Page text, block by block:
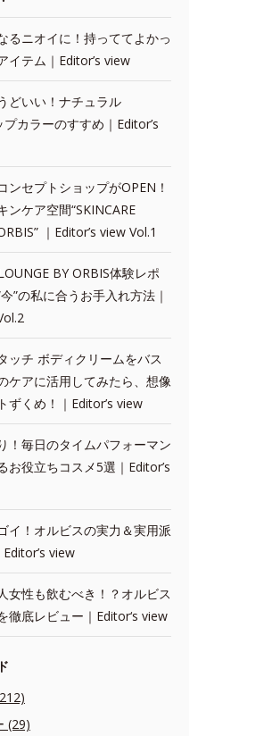
るニオイに！持っててよかっ
イテム｜Editor’s view
どいい！ナチュラル
プカラーのすすめ｜Editor’s
ンセプトショップがOPEN！
ンケア空間“SKINCARE
｜Editor’s view Vol.1
BY ORBIS体験レポ
”の私に合うお手入れ方法｜
ッチ ボディクリームをバス
ケアに活用してみたら、想像
ずくめ！｜Editor’s view
！毎日のタイムパフォーマン
お役立ちコスメ5選｜Editor’s
イ！オルビスの実力＆実用派
view
女性も飲むべき！？オルビス
徹底レビュー｜Editor‘s view
(29)